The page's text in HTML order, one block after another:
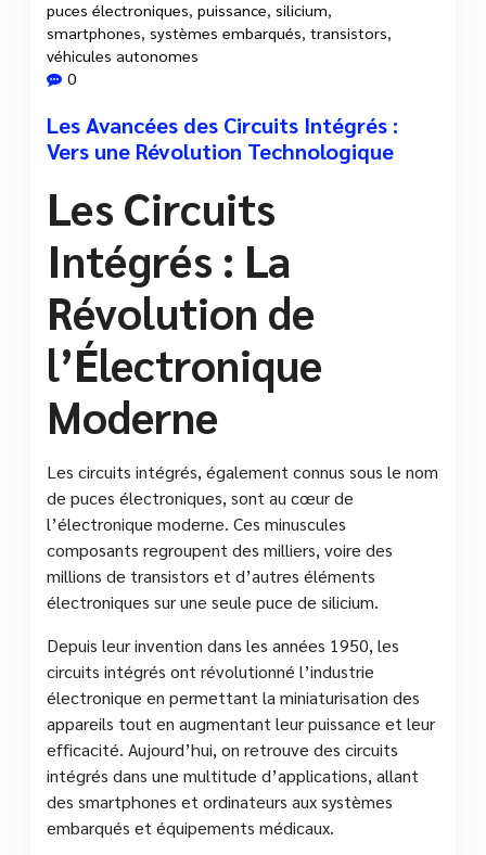
puces électroniques puissance silicium
smartphones systèmes embarqués transistors
véhicules autonomes
0
Les Avancées des Circuits Intégrés :
Vers une Révolution Technologique
Les Circuits
Intégrés : La
Révolution de
l’Électronique
Moderne
Les circuits intégrés, également connus sous le nom
de puces électroniques, sont au cœur de
l’électronique moderne. Ces minuscules
composants regroupent des milliers, voire des
millions de transistors et d’autres éléments
électroniques sur une seule puce de silicium.
Depuis leur invention dans les années 1950, les
circuits intégrés ont révolutionné l’industrie
électronique en permettant la miniaturisation des
appareils tout en augmentant leur puissance et leur
efficacité. Aujourd’hui, on retrouve des circuits
intégrés dans une multitude d’applications, allant
des smartphones et ordinateurs aux systèmes
embarqués et équipements médicaux.